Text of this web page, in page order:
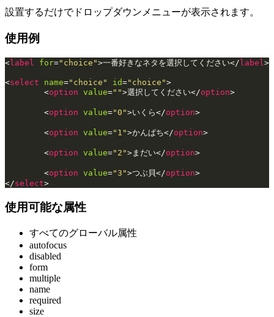
設置するだけでドロップダウンメニューが表示されます。
使用例
< label for="choice">一番好きなネタを選択してください</ label>
<select name="choice" id="choice">
	<
option value="">選択してください</option>
	<
option value="0">いくら</option>
	<
option value="1">かんぱち</option>
	<
option value="2">まだい</option>
	<
option value="3">つぶ貝</option>
</select>
使用可能な属性
すべてのグローバル属性
autofocus
disabled
form
multiple
name
required
size